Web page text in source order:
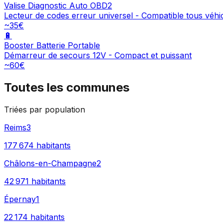
Valise Diagnostic Auto OBD2
Lecteur de codes erreur universel - Compatible tous
~35€
🔋
Booster Batterie Portable
Démarreur de secours 12V - Compact et puissant
~60€
Toutes les communes
Triées par population
Reims3
177 674 habitants
Châlons-en-Champagne2
42 971 habitants
Épernay1
22 174 habitants